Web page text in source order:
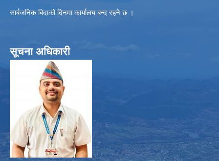
सार्बजनिक बिदाको दिनमा कार्यालय बन्द रहने छ ।
सूचना अधिकारी